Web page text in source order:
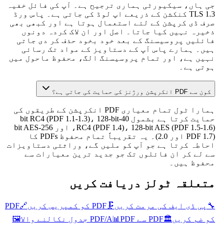
جی ہاں، سیکیورٹی ہماری ترجیح ہے۔ آپ کی فائل خفیہ
TLS 1.3 کنکشن کے ذریعے اپ لوڈ کی جاتی ہے۔ پاس ورڈ
صرف ڈی کرپشن کے لئے استعمال ہوتا ہے اور کبھی بھی
ذخیرہ نہیں کیا جاتا۔ اصل اور ان لاک کردہ دونوں
فائلیں پروسیسنگ کے بعد خود بخود حذف کر دی جاتی
ہیں۔ ہمارے پاس آپ کے دستاویز کے مواد تک رسائی
نہیں ہے، اور تمام پروسیسنگ الگ، محفوظ ماحول میں
ہوتی ہے۔
کون سے PDF انکرپشن ورژنز کی حمایت کی جاتی ہے؟
ہمارا ٹول تمام معیاری PDF انکرپشن کے طریقوں کی
حمایت کرتا ہے بشمول 40-bit RC4 (PDF 1.1-1.3)، 128-bit
RC4 (PDF 1.4)، 128-bit AES (PDF 1.5-1.6)، اور 256-bit AES
(PDF 1.7 اور 2.0)۔ یہ تقریباً تمام محفوظ PDFs کا
احاطہ کرتا ہے جو آپ کو ملیں گے، وراثتی دستاویزات
سے لے کر ان فائلوں تک جو جدید ترین معیارات سے
محفوظ ہیں۔
متعلقہ ٹولز دریافت کریں
🔧 پی ڈی ایف کی مرمت کریں 🗜️PDF کو کمپریس کریں 🔗
PDF
کو ضم کریں🏛️PDF سے PDF/A 📊 PDF جدول نکالنے والا
🖼️